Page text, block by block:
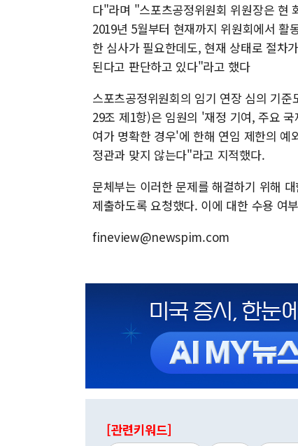
다"라며 "스포츠공정위원회 위원장은 현
2019년 5월부터 현재까지 위원회에서 활
한 심사가 필요한데도, 현재 상태로 절차
된다고 판단하고 있다"라고 했다
스포츠공정위원회의 임기 연장 심의 기
29조 제1항)은 임원의 '재정 기여, 주요
여가 명확한 경우'에 한해 연임 제한의
정관과 맞지 않는다"라고 지적했다.
문체부는 이러한 문제를 해결하기 위해
제출하도록 요청했다. 이에 대한 수용 여
fineview@newspim.com
[관련키워드]